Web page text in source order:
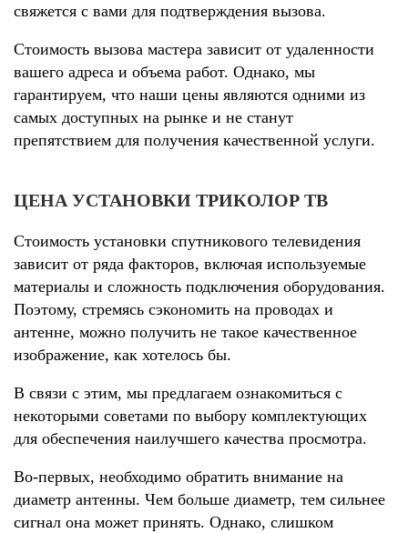
свяжется с вами для подтверждения вызова.
Стоимость вызова мастера зависит от удаленности
вашего адреса и объема работ. Однако, мы
гарантируем, что наши цены являются одними из
самых доступных на рынке и не станут
препятствием для получения качественной услуги.
ЦЕНА УСТАНОВКИ ТРИКОЛОР ТВ
Стоимость установки спутникового телевидения
зависит от ряда факторов, включая используемые
материалы и сложность подключения оборудования.
Поэтому, стремясь сэкономить на проводах и
антенне, можно получить не такое качественное
изображение, как хотелось бы.
В связи с этим, мы предлагаем ознакомиться с
некоторыми советами по выбору комплектующих
для обеспечения наилучшего качества просмотра.
Во-первых, необходимо обратить внимание на
диаметр антенны. Чем больше диаметр, тем сильнее
сигнал она может принять. Однако, слишком